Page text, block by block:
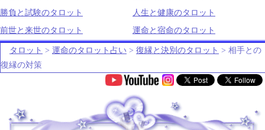
勝負と試験のタロット
人生と健康のタロット
前世と来世のタロット
運命と宿命のタロット
タロット > 運命のタロット占い > 復縁と決別のタロット > 相手との
復縁の対策
.